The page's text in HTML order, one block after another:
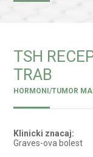
TSH
TRAB
HORMONI/TUMOR
Klinicki znacaj:
Graves-ova bolest